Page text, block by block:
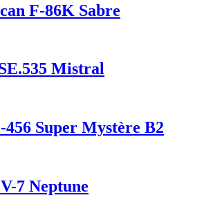
F-86K Sabre
Mistral
Super Mystère B2
7 Neptune